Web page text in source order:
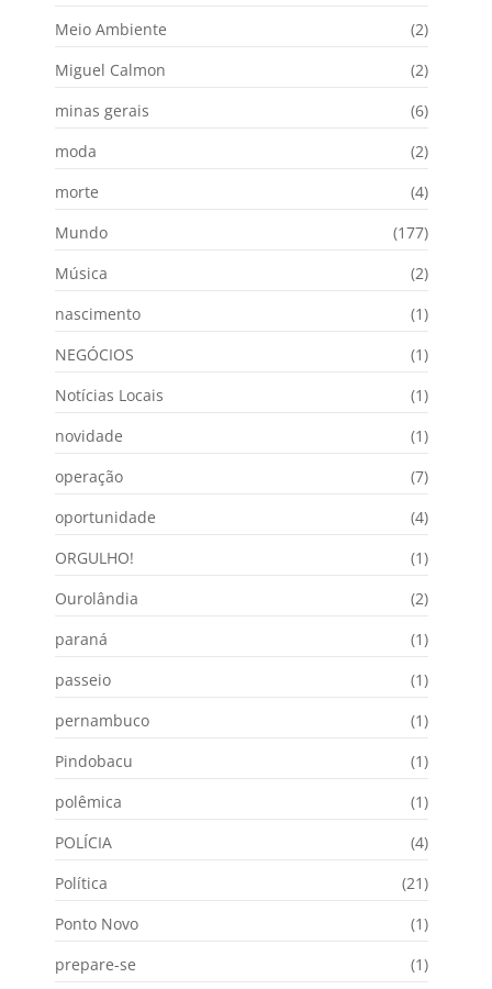
Meio Ambiente
(2)
Miguel Calmon
(2)
minas gerais
(6)
moda
(2)
morte
(4)
Mundo
(177)
Música
(2)
nascimento
(1)
NEGÓCIOS
(1)
Notícias Locais
(1)
novidade
(1)
operação
(7)
oportunidade
(4)
ORGULHO!
(1)
Ourolândia
(2)
paraná
(1)
passeio
(1)
pernambuco
(1)
Pindobacu
(1)
polêmica
(1)
POLÍCIA
(4)
Política
(21)
Ponto Novo
(1)
prepare-se
(1)